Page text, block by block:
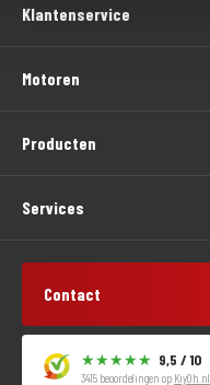
Klantenservice
Motoren
Producten
Services
Contact
9,5 / 10
3415 beoordelingen op KiyOh.nl